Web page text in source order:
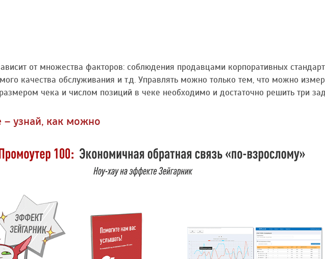
от множества факторов: соблюдения продавцами корпоративных
качества обслуживания и т.д. Управлять можно только тем, что можно
чека и числом позиций в чеке необходимо и достаточно решить три
узнай, как можно